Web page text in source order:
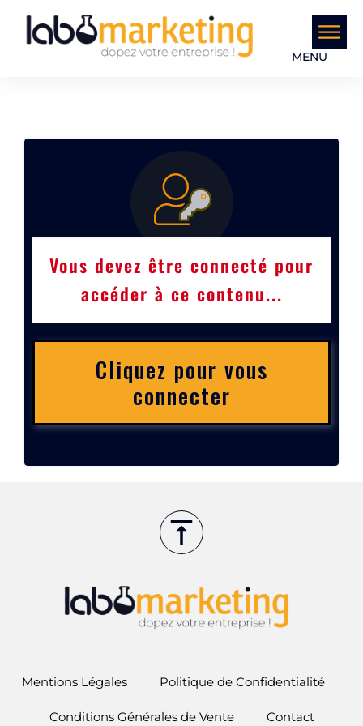
MENU
Vous devez être connecté pour
accéder à ce contenu...
Cliquez pour vous
connecter
Mentions Légales Politique de Confidentialité
Conditions Générales de Vente Contact